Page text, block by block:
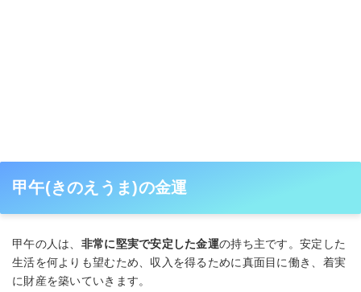
甲午(きのえうま)の金運
甲午の人は、 非常に堅実で安定した金運の持ち主です。安定した
生活を何よりも望むため、収入を得るために真面目に働き、着実
に財産を築いていきます。